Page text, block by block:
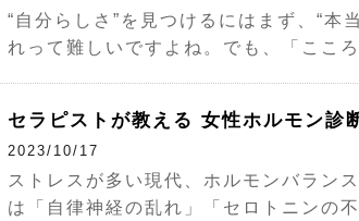
“自分らしさ”を見つけるにはまず、“本
れって難しいですよね。でも、「ここ
セラピストが教える 女性ホルモン診
2023/10/17
ストレスが多い現代、ホルモンバラン
は「自律神経の乱れ」「セロトニンの